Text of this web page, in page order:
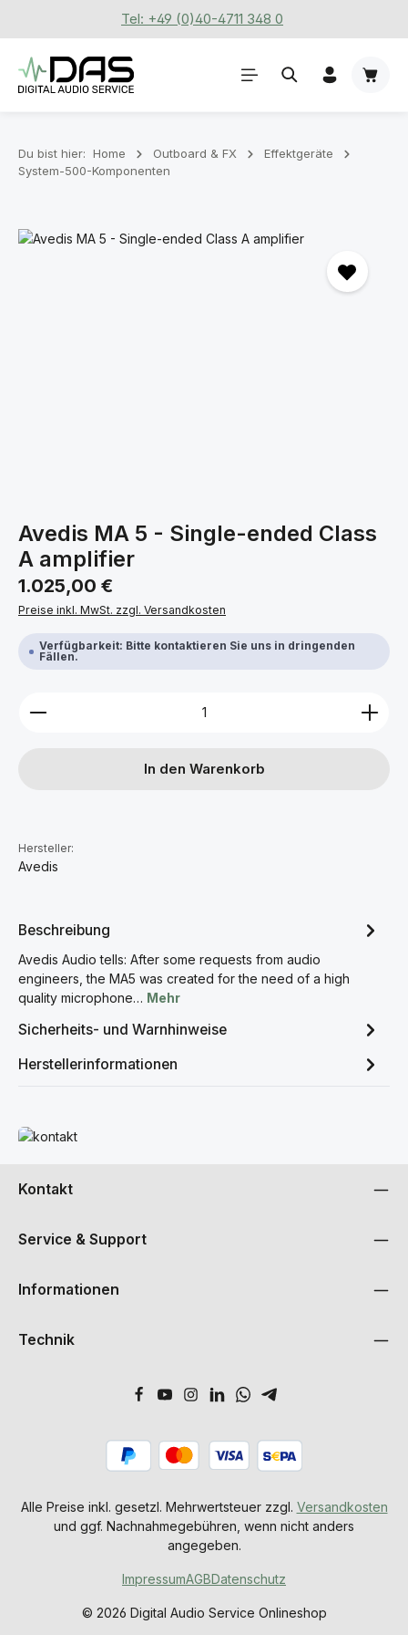
Zum Hauptinhalt springenTel: +49 (0)40-4711 348 0
Du bist hier: Home Outboard & FX
Effektgeräte
System-500-Komponenten
Bildergalerie überspringen
Avedis MA 5 - Single-ended Class
A amplifier
Regulärer Preis:
1.025,00 €
Preise inkl. MwSt. zzgl. Versandkosten
Verfügbarkeit: Bitte kontaktieren Sie uns in dringenden
Fällen.
Produkt Anzahl: Gib den gewünschten Wert ein
In den Warenkorb
Hersteller:
Avedis
Beschreibung
Avedis Audio tells: After some requests from audio
engineers, the MA5 was created for the need of a high
quality microphone… Mehr
Sicherheits- und Warnhinweise
Herstellerinformationen
Mehr erfahren
Kontakt
Service & Support
Informationen
Technik
Alle Preise inkl. gesetzl. Mehrwertsteuer zzgl. Versandkosten
und ggf. Nachnahmegebühren, wenn nicht anders
angegeben.
© 2026 Digital Audio Service Onlineshop
ImpressumAGBDatenschutz